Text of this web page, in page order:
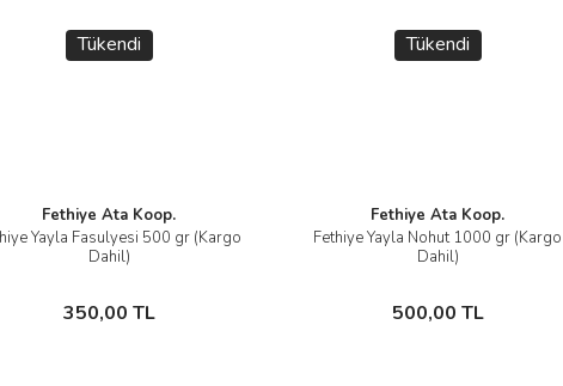
Tükendi
Fethiye Ata Koop.
Yayla Fasulyesi 500 gr (Kargo
Dahil)
350,00 TL
İncele
Stokta Yok
Tükendi
Fethiye Ata Koop.
Fethiye Yayla Nohut 1000 gr (Kargo
Dahil)
500,00 TL
İncele
Stokta Yok